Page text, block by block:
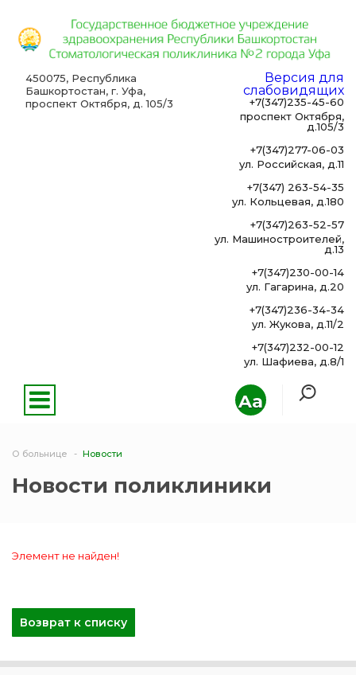
Aa
450075, Республика
Башкортостан, г. Уфа,
проспект Октября, д. 105/3
Версия для
слабовидящих
+7(347)235-45-60
проспект Октября,
д.105/3
+7(347)277-06-03
ул. Российская, д.11
+7(347) 263-54-35
ул. Кольцевая, д.180
+7(347)263-52-57
ул. Машиностроителей,
д.13
+7(347)230-00-14
ул. Гагарина, д.20
+7(347)236-34-34
ул. Жукова, д.11/2
+7(347)232-00-12
ул. Шафиева, д.8/1
О больнице Новости
Новости поликлиники
Элемент не найден!
Возврат к списку